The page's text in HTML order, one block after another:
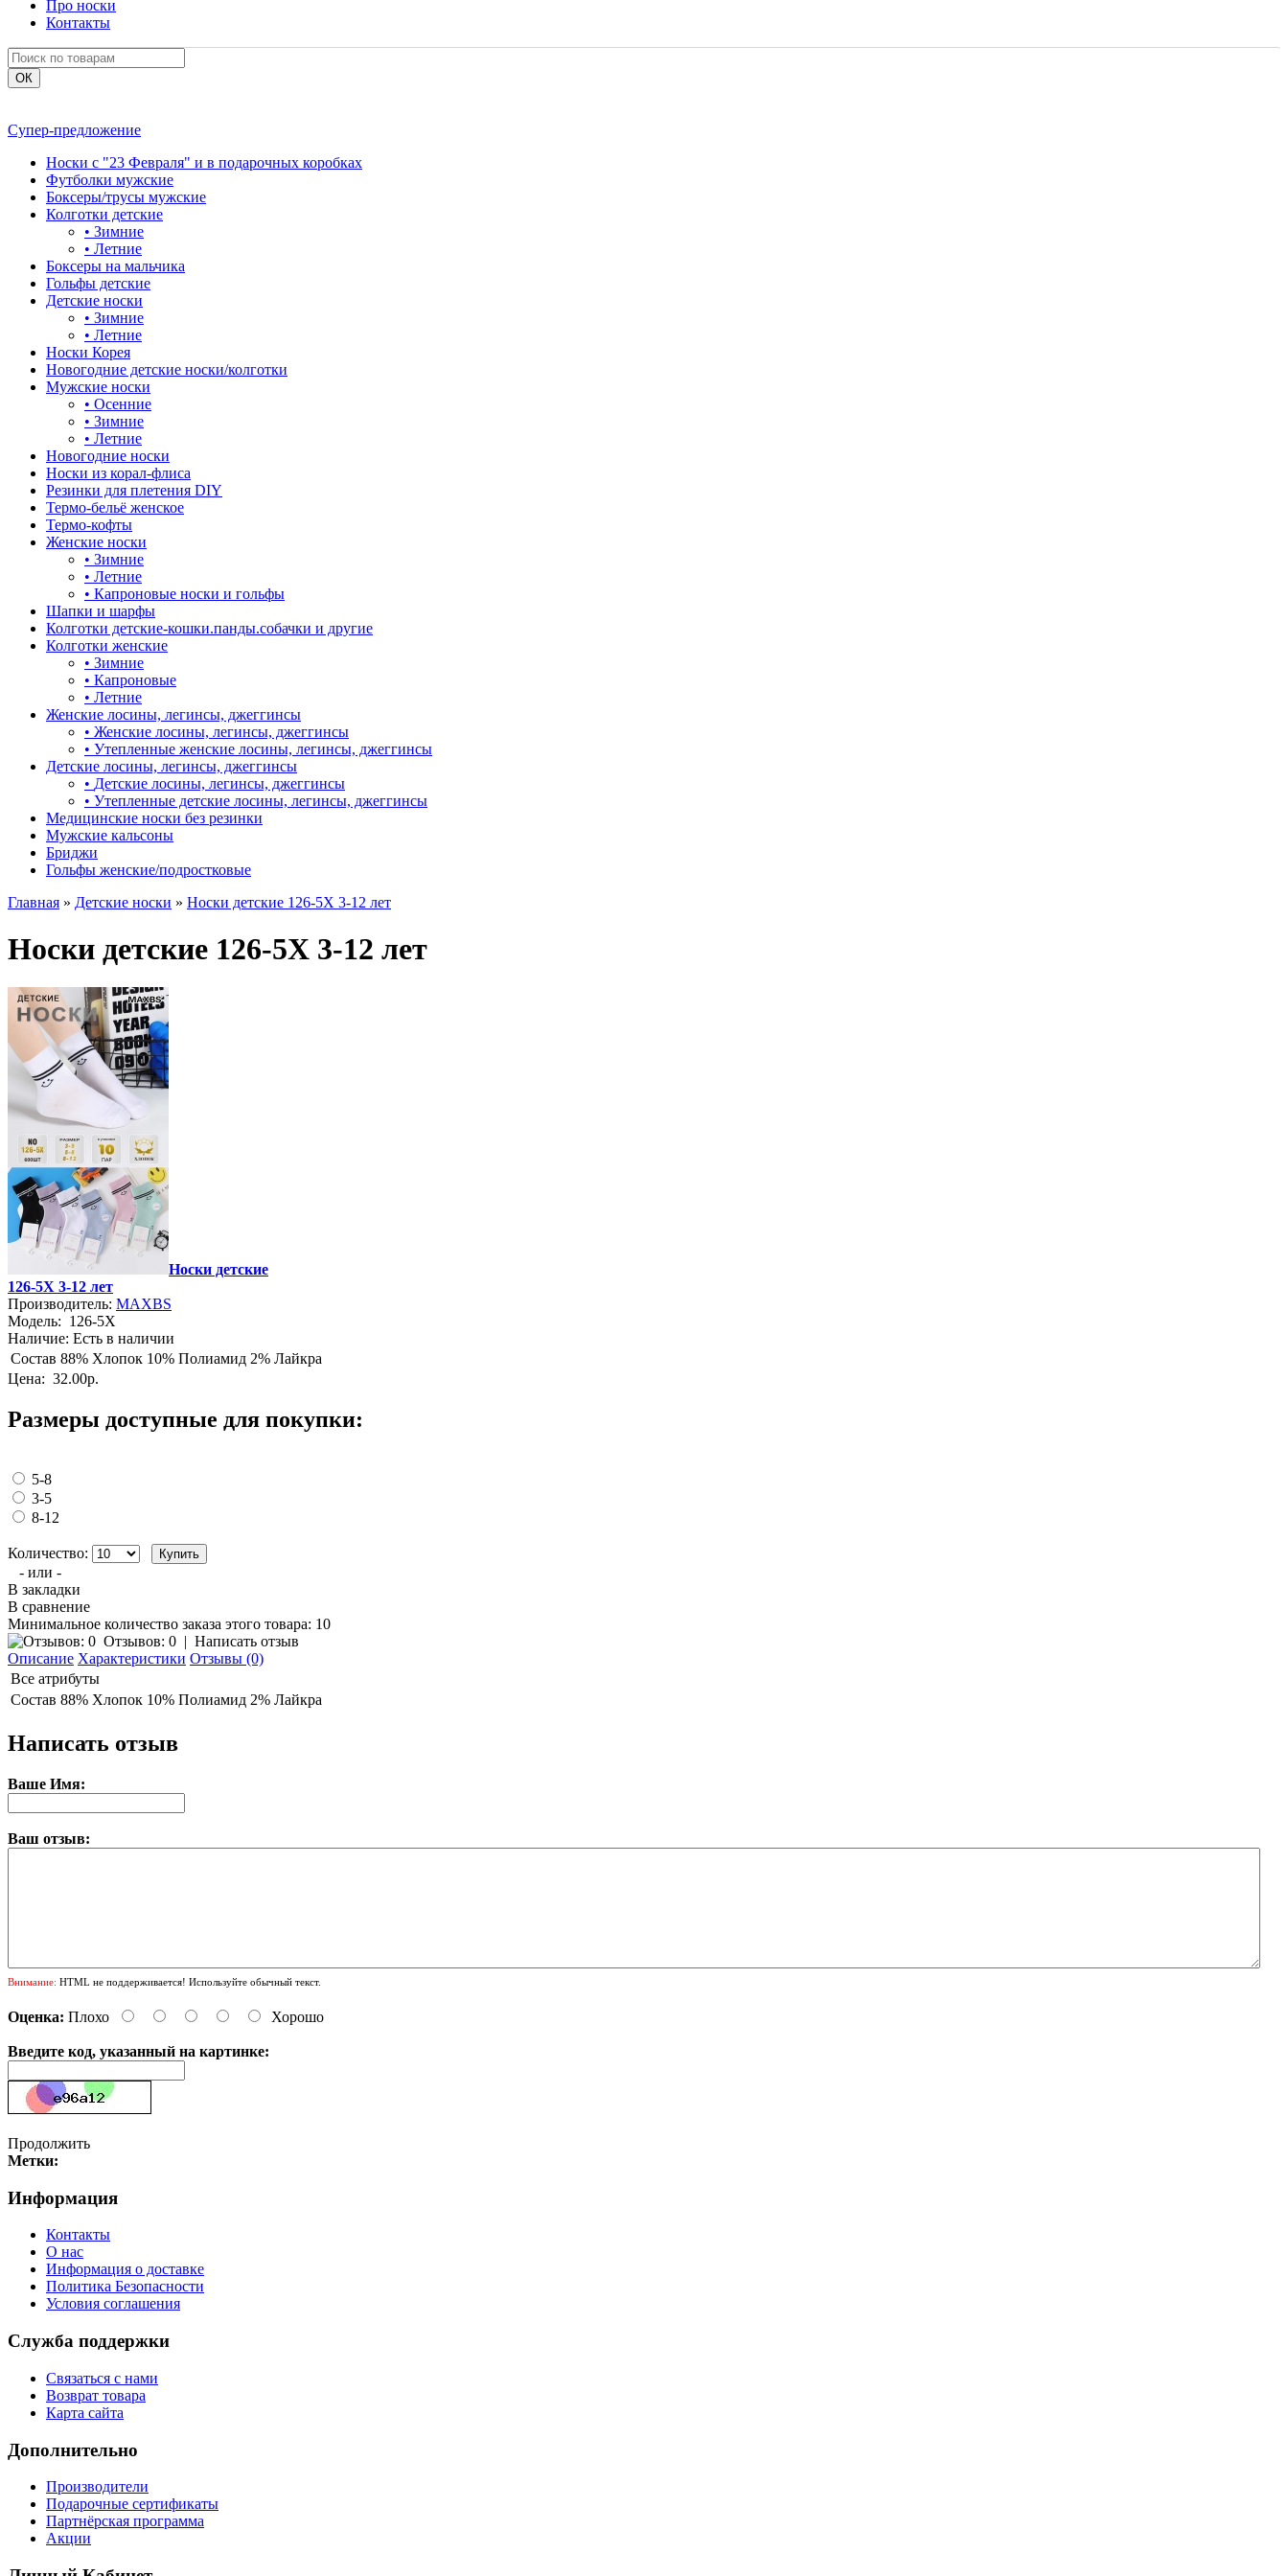
Про носки
Контакты
Супер-предложение
Носки с "23 Февраля" и в подарочных коробках
Футболки мужские
Боксеры/трусы мужские
Колготки детские
• Зимние
• Летние
Боксеры на мальчика
Гольфы детские
Детские носки
• Зимние
• Летние
Носки Корея
Новогодние детские носки/колготки
Мужские носки
• Осенние
• Зимние
• Летние
Новогодние носки
Носки из корал-флиса
Резинки для плетения DIY
Термо-бельё женское
Термо-кофты
Женские носки
• Зимние
• Летние
• Капроновые носки и гольфы
Шапки и шарфы
Колготки детские-кошки.панды.собачки и другие
Колготки женские
• Зимние
• Капроновые
• Летние
Женские лосины, легинсы, джеггинсы
• Женские лосины, легинсы, джеггинсы
• Утепленные женские лосины, легинсы, джеггинсы
Детские лосины, легинсы, джеггинсы
• Детские лосины, легинсы, джеггинсы
• Утепленные детские лосины, легинсы, джеггинсы
Медицинские носки без резинки
Мужские кальсоны
Бриджи
Гольфы женские/подростковые
Главная » Детские носки » Носки детские 126-5X 3-12 лет
Носки детские 126-5X 3-12 лет
Носки детские
126-5X 3-12 лет
Производитель: MAXBS
Модель: 126-5X
Наличие: Есть в наличии
Состав 88% Хлопок 10% Полиамид 2% Лайкра
Цена: 32.00р.
Размеры доступные для покупки:
5-8
3-5
8-12
Количество:
- или -
В закладки
В сравнение
Минимальное количество заказа этого товара: 10
Отзывов: 0 | Написать отзыв
Описание Характеристики Отзывы (0)
Все атрибуты
Состав 88% Хлопок 10% Полиамид 2% Лайкра
Написать отзыв
Ваше Имя:
Ваш отзыв:
Внимание: HTML не поддерживается! Используйте обычный текст.
Оценка: Плохо Хорошо
Введите код, указанный на картинке:
Продолжить
Метки:
Информация
Контакты
О нас
Информация о доставке
Политика Безопасности
Условия соглашения
Служба поддержки
Связаться с нами
Возврат товара
Карта сайта
Дополнительно
Производители
Подарочные сертификаты
Партнёрская программа
Акции